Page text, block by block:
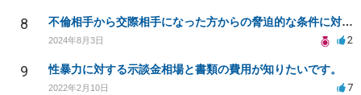
8 不倫相手から交際相手になった方からの脅迫的な条件に対する法的対応について相談したい
2024年8月3日 2
9 性暴力に対する示談金相場と書類の費用が知りたいです。
2022年2月10日 7